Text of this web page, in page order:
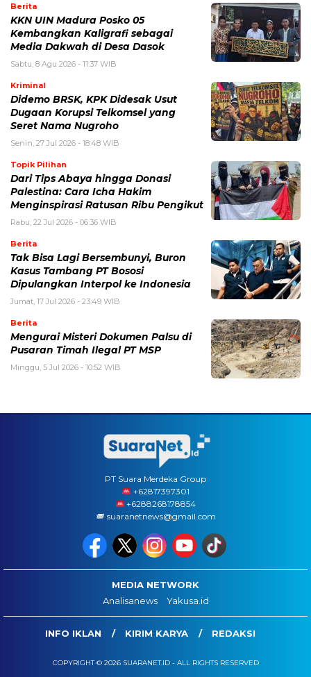
Berita
KKN UIN Madura Posko 05
Kembangkan Kaligrafi sebagai
Media Dakwah di Desa Dasok
Sabtu, 8 Agu 2026 - 11:37 WIB
Kriminal
Didemo BRSK, KPK Didesak Usut
Dugaan Korupsi Telkomsel yang
Seret Nama Nugroho
Senin, 27 Jul 2026 - 18:48 WIB
Topik Pilihan
Dari Tips Abaya hingga Donasi
Palestina: Cara Icha Hakim
Menginspirasi Ratusan Ribu Pengikut
Rabu, 22 Jul 2026 - 06:36 WIB
Berita
Tak Bisa Lagi Bersembunyi, Buron
Kasus Tambang PT Bososi
Dipulangkan Interpol ke Indonesia
Jumat, 17 Jul 2026 - 23:49 WIB
Berita
Mengurai Misteri Dokumen Palsu di
Pusaran Timah Ilegal PT MSP
Minggu, 5 Jul 2026 - 10:52 WIB
PT Suara Merdeka Group
‪+62817397301
+6288268178854
suaranetnews@gmail.com
MEDIA NETWORK
Analisanews
Yakusa.id
INFO IKLAN KIRIM KARYA REDAKSI
COPYRIGHT © 2026 SUARANET.ID - ALL RIGHTS RESERVED